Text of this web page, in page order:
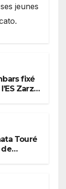
jeunes
fixé
Zarzis
Touré
de